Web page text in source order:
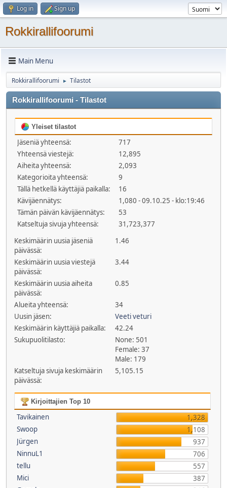
Log in Sign up
Rokkirallifoorumi
Main Menu
Rokkirallifoorumi ► Tilastot
Rokkirallifoorumi - Tilastot
Yleiset tilastot
Jäseniä yhteensä:
717
Yhteensä viestejä:
12,895
Aiheita yhteensä:
2,093
Kategorioita yhteensä:
9
Tällä hetkellä käyttäjiä paikalla:
16
Kävijäennätys:
1,080 - 09.10.25 - klo:19:46
Tämän päivän kävijäennätys:
53
Katseltuja sivuja yhteensä:
31,723,377
Keskimäärin uusia jäseniä
päivässä:
1.46
Keskimäärin uusia viestejä
päivässä:
3.44
Keskimäärin uusia aiheita
päivässä:
0.85
Alueita yhteensä:
34
Uusin jäsen:
Veeti veturi
Keskimäärin käyttäjiä paikalla:
42.24
Sukupuolitilasto:
None: 501
Female: 37
Male: 179
Katseltuja sivuja keskimäärin
päivässä:
5,105.15
Kirjoittajien Top 10
Tavikainen
1,328
Swoop
1,108
Jürgen
937
NinnuL1
706
tellu
557
Mici
387